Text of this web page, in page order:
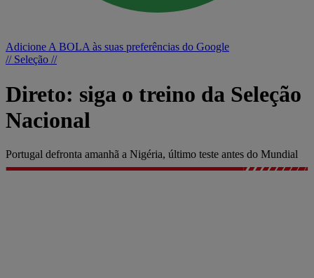
Adicione A BOLA às suas preferências do Google
// Seleção //
Direto: siga o treino da Seleção
Nacional
Portugal defronta amanhã a Nigéria, último teste antes do Mundial